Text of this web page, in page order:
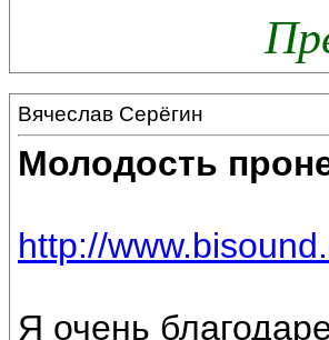
Вячеслав Серёгин
Молодость
http://
Я очень